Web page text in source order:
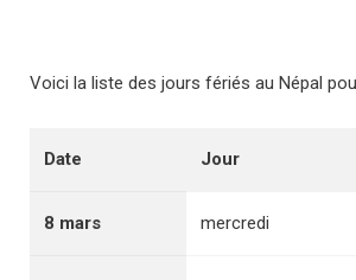
Voici la liste des jours fériés au Népal
Date Jour
8 mars mercredi